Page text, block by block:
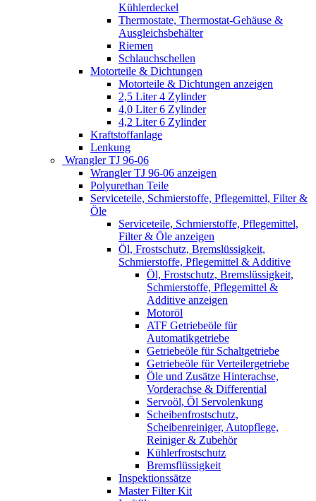
Kühlerdeckel
Thermostate, Thermostat-Gehäuse &
Ausgleichsbehälter
Riemen
Schlauchschellen
Motorteile & Dichtungen
Motorteile & Dichtungen anzeigen
2,5 Liter 4 Zylinder
4,0 Liter 6 Zylinder
4,2 Liter 6 Zylinder
Kraftstoffanlage
Lenkung
Wrangler TJ 96-06
Wrangler TJ 96-06 anzeigen
Polyurethan Teile
Serviceteile, Schmierstoffe, Pflegemittel, Filter &
Öle
Serviceteile, Schmierstoffe, Pflegemittel,
Filter & Öle anzeigen
Öl, Frostschutz, Bremslüssigkeit,
Schmierstoffe, Pflegemittel & Additive
Öl, Frostschutz, Bremslüssigkeit,
Schmierstoffe, Pflegemittel &
Additive anzeigen
Motoröl
ATF Getriebeöle für
Automatikgetriebe
Getriebeöle für Schaltgetriebe
Getriebeöle für Verteilergetriebe
Öle und Zusätze Hinterachse,
Vorderachse & Differential
Servoöl, Öl Servolenkung
Scheibenfrostschutz,
Scheibenreiniger, Autopflege,
Reiniger & Zubehör
Kühlerfrostschutz
Bremsflüssigkeit
Inspektionssätze
Master Filter Kit